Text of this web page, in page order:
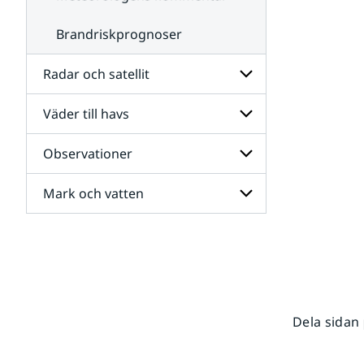
Brandriskprognoser
Radar och satellit
Undersidor
för
Radar
och
satellit
Väder till havs
Undersidor
för
Väder
till
havs
Observationer
Undersidor
för
Mark och vatten
Dela sidan